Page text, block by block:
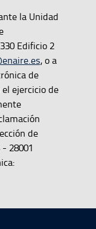
la Unidad
Edificio 2
, o a
de
el ejercicio de
de
28001